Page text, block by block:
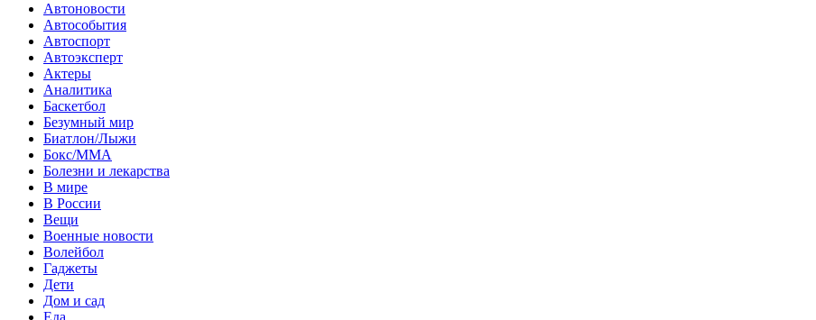
Автоновости
Автособытия
Автоспорт
Автоэксперт
Актеры
Аналитика
Баскетбол
Безумный мир
Биатлон/Лыжи
Бокс/MMA
Болезни и лекарства
В мире
В России
Вещи
Военные новости
Волейбол
Гаджеты
Дети
Дом и сад